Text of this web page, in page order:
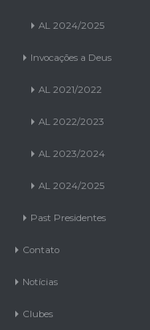
AL 2024/2025
Invocações a Deus
AL 2021/2022
AL 2022/2023
AL 2023/2024
AL 2024/2025
Past Presidentes
Contato
Notícias
Clubes